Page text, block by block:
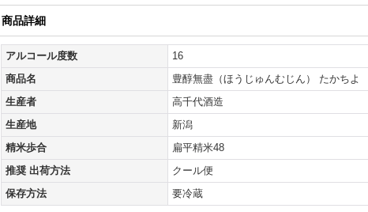
商品詳細
アルコール度数
16
商品名
豊醇無盡（ほうじゅんむじん） たかちよ
生産者
高千代酒造
生産地
新潟
精米歩合
扁平精米48
推奨 出荷方法
クール便
保存方法
要冷蔵